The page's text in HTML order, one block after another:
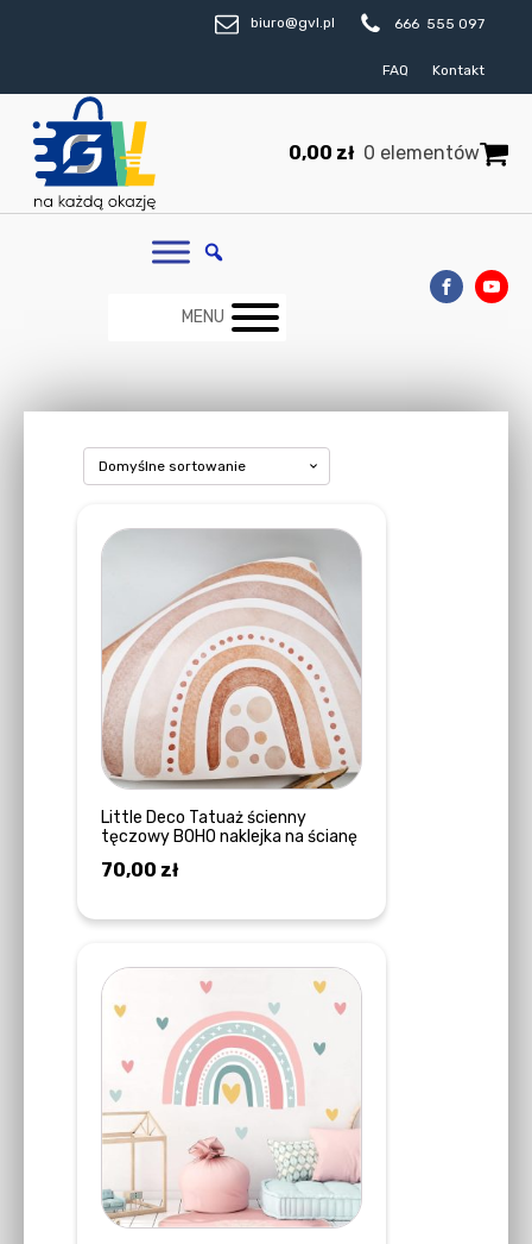
biuro@gvl.pl 666 555 097
FAQ Kontakt
0,00 zł 0 elementów
MENU
Little Deco Tatuaż ścienny
tęczowy BOHO naklejka na ścianę
70,00 zł